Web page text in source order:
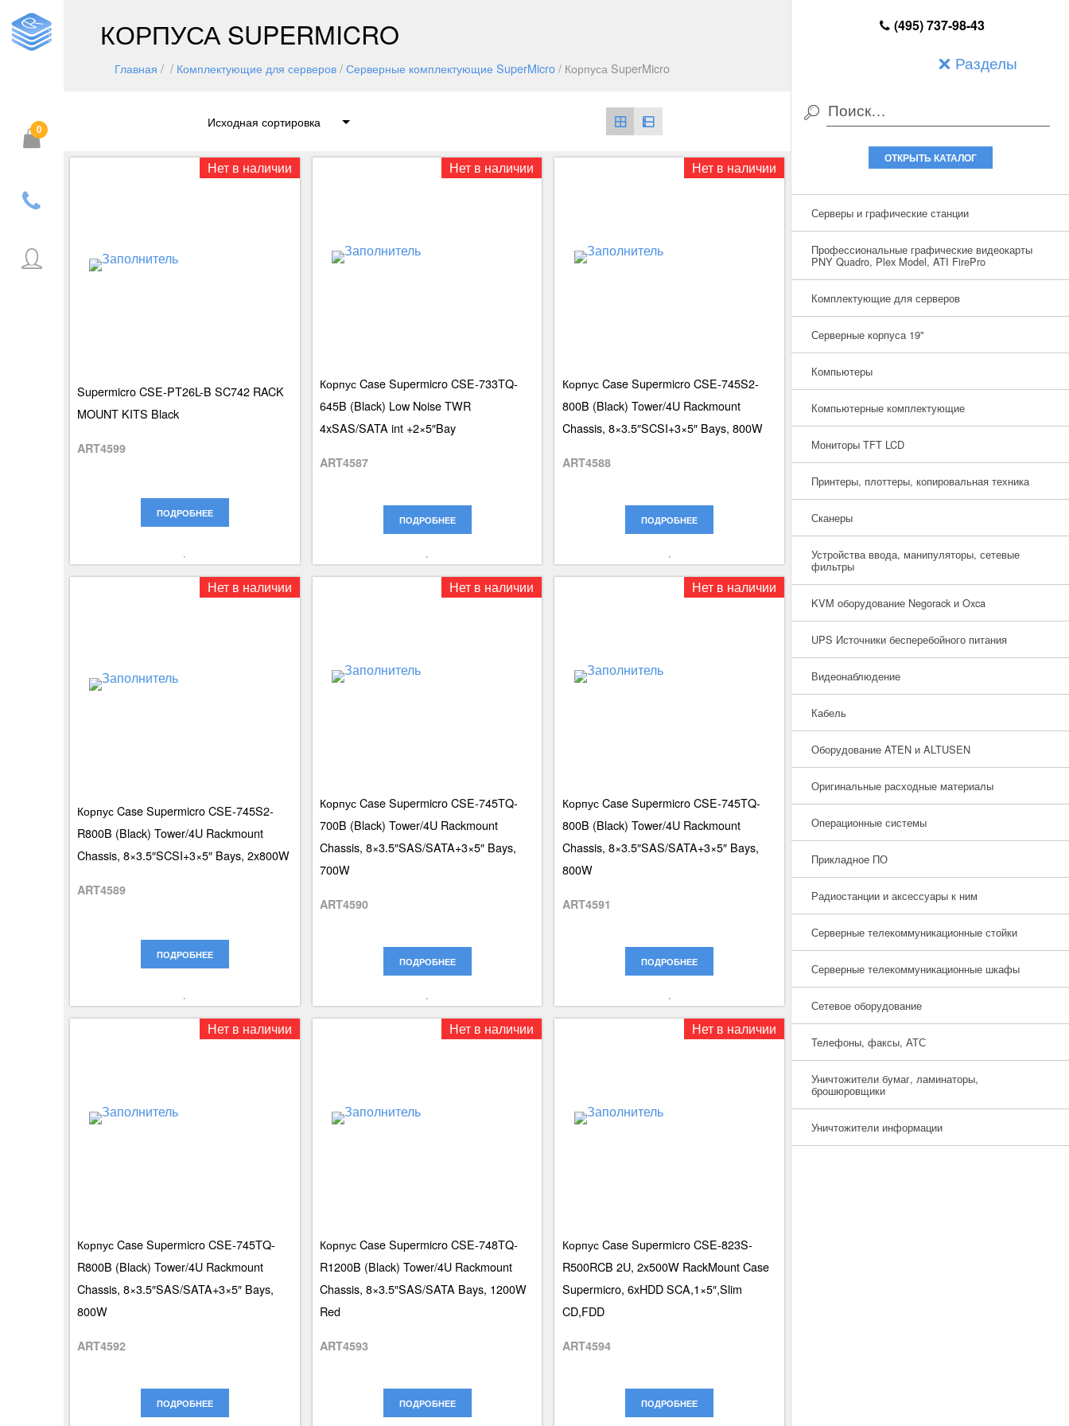
0
Разделы
(495) 737-98-43
ОТКРЫТЬ КАТАЛОГ
Серверы и графические станции
Профессиональные графические видеокарты
PNY Quadro, Plex Model, ATI FirePro
Комплектующие для серверов
Серверные корпуса 19"
Компьютеры
Компьютерные комплектующие
Мониторы TFT LCD
Принтеры, плоттеры, копировальная техника
Сканеры
Устройства ввода, манипуляторы, сетевые
фильтры
KVM оборудование Negorack и Oxca
UPS Источники бесперебойного питания
Видеонаблюдение
Кабель
Оборудование ATEN и ALTUSEN
Оригинальные расходные материалы
Операционные системы
Прикладное ПО
Радиостанции и аксессуары к ним
Серверные телекоммуникационные стойки
Серверные телекоммуникационные шкафы
Сетевое оборудование
Телефоны, факсы, АТС
Уничтожители бумаг, ламинаторы,
брошюровщики
Уничтожители информации
КОРПУСА SUPERMICRO
Главная / / Комплектующие для серверов/Серверные комплектующие SuperMicro/ Корпуса SuperMicro
Нет в наличии
Supermicro CSE-PT26L-B SC742 RACK
MOUNT KITS Black
ART4599
ПОДРОБНЕЕ
Нет в наличии
Корпус Case Supermicro CSE-733TQ-
645B (Black) Low Noise TWR
4xSAS/SATA int +2×5″Bay
ART4587
ПОДРОБНЕЕ
Нет в наличии
Корпус Case Supermicro CSE-745S2-
800B (Black) Tower/4U Rackmount
Chassis, 8×3.5″SCSI+3×5″ Bays, 800W
ART4588
ПОДРОБНЕЕ
Нет в наличии
Корпус Case Supermicro CSE-745S2-
R800B (Black) Tower/4U Rackmount
Chassis, 8×3.5″SCSI+3×5″ Bays, 2x800W
ART4589
ПОДРОБНЕЕ
Нет в наличии
Корпус Case Supermicro CSE-745TQ-
700B (Black) Tower/4U Rackmount
Chassis, 8×3.5″SAS/SATA+3×5″ Bays,
700W
ART4590
ПОДРОБНЕЕ
Нет в наличии
Корпус Case Supermicro CSE-745TQ-
800B (Black) Tower/4U Rackmount
Chassis, 8×3.5″SAS/SATA+3×5″ Bays,
800W
ART4591
ПОДРОБНЕЕ
Нет в наличии
Корпус Case Supermicro CSE-745TQ-
R800B (Black) Tower/4U Rackmount
Chassis, 8×3.5″SAS/SATA+3×5″ Bays,
800W
ART4592
ПОДРОБНЕЕ
Нет в наличии
Корпус Case Supermicro CSE-748TQ-
R1200B (Black) Tower/4U Rackmount
Chassis, 8×3.5″SAS/SATA Bays, 1200W
Red
ART4593
ПОДРОБНЕЕ
Нет в наличии
Корпус Case Supermicro CSE-823S-
R500RCB 2U, 2x500W RackMount Case
Supermicro, 6xHDD SCA,1×5″,Slim
CD,FDD
ART4594
ПОДРОБНЕЕ